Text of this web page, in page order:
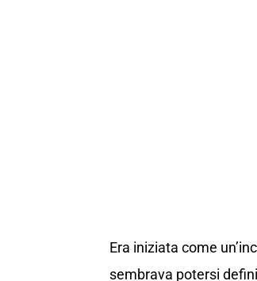
Era iniziata come
sembrava potersi